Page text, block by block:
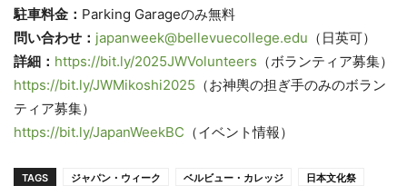
駐車料金： Parking Garageのみ無料
問い合わせ： japanweek@bellevuecollege.edu （日英可）
詳細： https://bit.ly/2025JWVolunteers （ボランティア募集）
https://bit.ly/JWMikoshi2025 （お神輿の担ぎ手のみのボラン
ティア募集）
https://bit.ly/JapanWeekBC （イベント情報）
TAGS ジャパン・ウィーク ベルビュー・カレッジ 日本文化祭